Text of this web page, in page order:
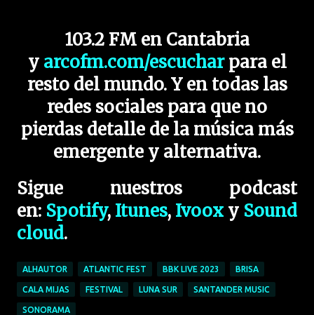
103.2 FM en Cantabria
y arcofm.com/escuchar para el
resto del mundo. Y en todas las
redes sociales para que no
pierdas detalle de la música más
emergente y alternativa.
Sigue nuestros podcast
en: Spotify, Itunes, Ivoox y Sound
cloud.
ALHAUTOR ATLANTIC FEST BBK LIVE 2023 BRISA
CALA MIJAS FESTIVAL LUNA SUR SANTANDER MUSIC
SONORAMA